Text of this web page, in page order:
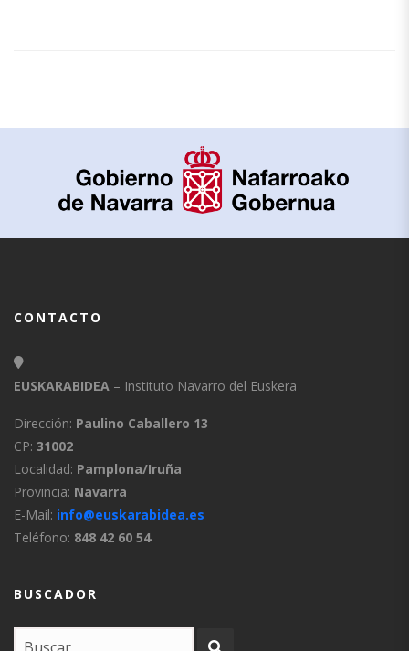
CONTACTO
EUSKARABIDEA – Instituto Navarro del Euskera
Dirección: Paulino Caballero 13
CP: 31002
Localidad: Pamplona/Iruña
Provincia: Navarra
E-Mail: info@euskarabidea.es
Teléfono: 848 42 60 54
BUSCADOR